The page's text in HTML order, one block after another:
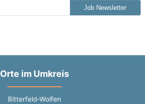
Job Newsletter
Orte im Umkreis
Bitterfeld-Wolfen